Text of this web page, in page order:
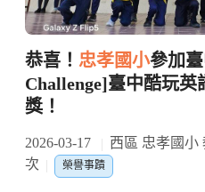
恭喜！ 忠孝國小參加
Challenge]臺中酷玩
獎！
2026-03-17 西區 忠孝國小
次
榮譽事蹟